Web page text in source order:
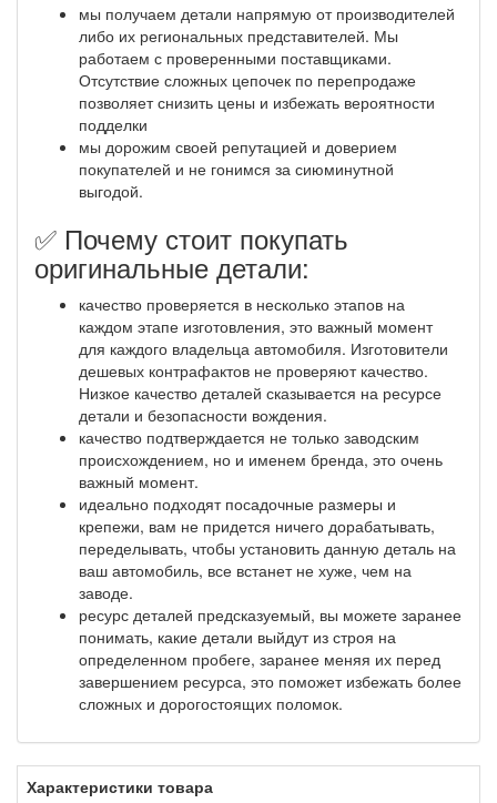
мы получаем детали напрямую от производителей
либо их региональных представителей. Мы
работаем с проверенными поставщиками.
Отсутствие сложных цепочек по перепродаже
позволяет снизить цены и избежать вероятности
подделки
мы дорожим своей репутацией и доверием
покупателей и не гонимся за сиюминутной
выгодой.
✅ Почему стоит покупать
оригинальные детали:
качество проверяется в несколько этапов на
каждом этапе изготовления, это важный момент
для каждого владельца автомобиля. Изготовители
дешевых контрафактов не проверяют качество.
Низкое качество деталей сказывается на ресурсе
детали и безопасности вождения.
качество подтверждается не только заводским
происхождением, но и именем бренда, это очень
важный момент.
идеально подходят посадочные размеры и
крепежи, вам не придется ничего дорабатывать,
переделывать, чтобы установить данную деталь на
ваш автомобиль, все встанет не хуже, чем на
заводе.
ресурс деталей предсказуемый, вы можете заранее
понимать, какие детали выйдут из строя на
определенном пробеге, заранее меняя их перед
завершением ресурса, это поможет избежать более
сложных и дорогостоящих поломок.
Характеристики товара